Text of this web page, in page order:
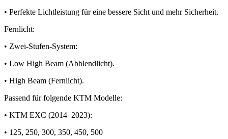
• Perfekte Lichtleistung für eine bessere Sicht und mehr Sicherheit.
Fernlicht:
• Zwei-Stufen-System:
• Low High Beam (Abblendlicht).
• High Beam (Fernlicht).
Passend für folgende KTM Modelle:
• KTM EXC (2014–2023):
• 125, 250, 300, 350, 450, 500